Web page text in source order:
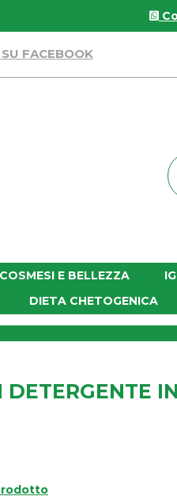
FACEBOOK
COSMESI E BELLEZZA
DIETA CHETOGENICA
DETERGENTE